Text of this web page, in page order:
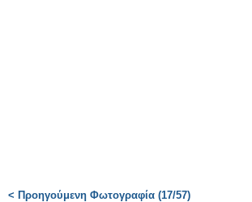
< Προηγούμενη Φωτογραφία (17/57)